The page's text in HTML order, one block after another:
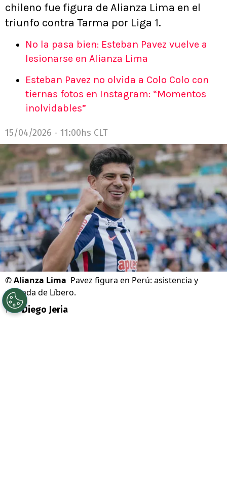
chileno fue figura de Alianza Lima en el
triunfo contra Tarma por Liga 1.
No la pasa bien: Esteban Pavez vuelve a
lesionarse en Alianza Lima
Esteban Pavez no olvida a Colo Colo con
tiernas fotos en Instagram: “Momentos
inolvidables”
15/04/2026 - 11:00hs CLT
©Alianza Lima Pavez figura en Perú: asistencia y
portada de Líbero.
Por Diego Jeria